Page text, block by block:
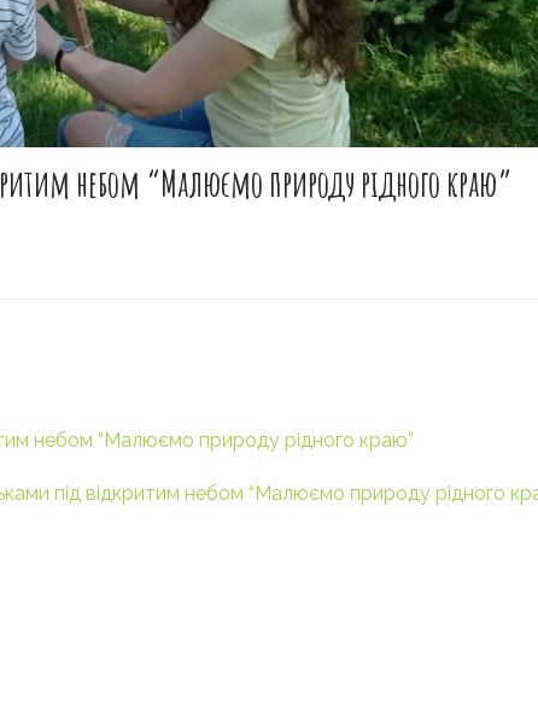
небом “Малюємо природу рідного краю”
небом “Малюємо природу рідного краю”
під відкритим небом “Малюємо природу рідного